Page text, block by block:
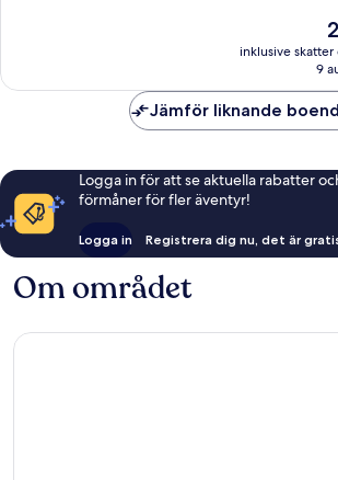
är
inklusive
9
Jämför liknande
Logga in för att se aktuella rabatter
förmåner för fler äventyr!
Logga in Registrera dig nu, det är
Om området